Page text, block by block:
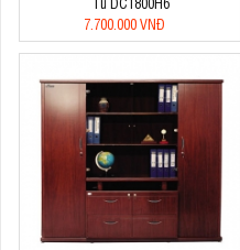
7.700.000 VNĐ